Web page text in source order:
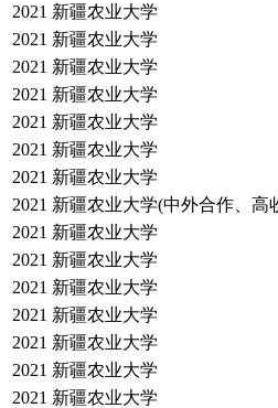
2021 新疆农业大学
2021 新疆农业大学
2021 新疆农业大学
2021 新疆农业大学
2021 新疆农业大学
2021 新疆农业大学
2021 新疆农业大学
2021 新疆农业大学(中外合作、高
2021 新疆农业大学
2021 新疆农业大学
2021 新疆农业大学
2021 新疆农业大学
2021 新疆农业大学
2021 新疆农业大学
2021 新疆农业大学